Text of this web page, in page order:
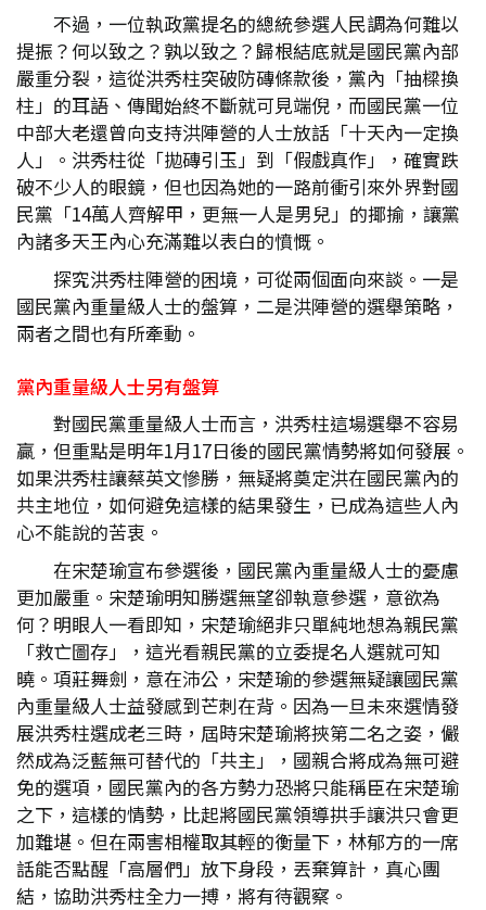
不過，一位執政黨提名的總統參選人民調為何難以
提振？何以致之？孰以致之？歸根結底就是國民黨內部
嚴重分裂，這從洪秀柱突破防磚條款後，黨內「抽樑換
柱」的耳語、傳聞始終不斷就可見端倪，而國民黨一位
中部大老還曾向支持洪陣營的人士放話「十天內一定換
人」。洪秀柱從「拋磚引玉」到「假戲真作」，確實跌
破不少人的眼鏡，但也因為她的一路前衝引來外界對國
民黨「14萬人齊解甲，更無一人是男兒」的揶揄，讓黨
內諸多天王內心充滿難以表白的憤慨。
探究洪秀柱陣營的困境，可從兩個面向來談。一是
國民黨內重量級人士的盤算，二是洪陣營的選舉策略，
兩者之間也有所牽動。
黨內重量級人士另有盤算
對國民黨重量級人士而言，洪秀柱這場選舉不容易
贏，但重點是明年1月17日後的國民黨情勢將如何發展。
如果洪秀柱讓蔡英文慘勝，無疑將奠定洪在國民黨內的
共主地位，如何避免這樣的結果發生，已成為這些人內
心不能說的苦衷。
在宋楚瑜宣布參選後，國民黨內重量級人士的憂慮
更加嚴重。宋楚瑜明知勝選無望卻執意參選，意欲為
何？明眼人一看即知，宋楚瑜絕非只單純地想為親民黨
「救亡圖存」，這光看親民黨的立委提名人選就可知
曉。項莊舞劍，意在沛公，宋楚瑜的參選無疑讓國民黨
內重量級人士益發感到芒刺在背。因為一旦未來選情發
展洪秀柱選成老三時，屆時宋楚瑜將挾第二名之姿，儼
然成為泛藍無可替代的「共主」，國親合將成為無可避
免的選項，國民黨內的各方勢力恐將只能稱臣在宋楚瑜
之下，這樣的情勢，比起將國民黨領導拱手讓洪只會更
加難堪。但在兩害相權取其輕的衡量下，林郁方的一席
話能否點醒「高層們」放下身段，丟棄算計，真心團
結，協助洪秀柱全力一搏，將有待觀察。